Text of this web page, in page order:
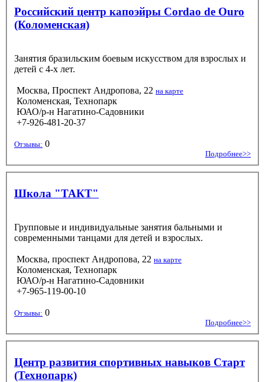
Российский центр капоэйры Cordao de Ouro
(Коломенская)
Занятия бразильским боевым искусством для взрослых и
детей с 4-х лет.
Москва, Проспект Андропова, 22 на карте
Коломенская, Технопарк
ЮАО/р-н Нагатино-Садовники
+7-926-481-20-37
Отзывы: 0
Подробнее>>
Школа "ТАКТ"
Групповые и индивидуальные занятия бальными и
современными танцами для детей и взрослых.
Москва, проспект Андропова, 22 на карте
Коломенская, Технопарк
ЮАО/р-н Нагатино-Садовники
+7-965-119-00-10
Отзывы: 0
Подробнее>>
Центр развития спортивных навыков Старт
(Технопарк)